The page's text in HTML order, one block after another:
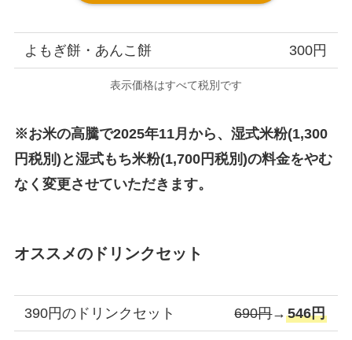
よもぎ餅・あんこ餅 300円
表示価格はすべて税別です
※お米の高騰で2025年11月から、湿式米粉(1,300
円税別)と湿式もち米粉(1,700円税別)の料金をやむ
なく変更させていただきます。
オススメのドリンクセット
390円のドリンクセット 690円→546円